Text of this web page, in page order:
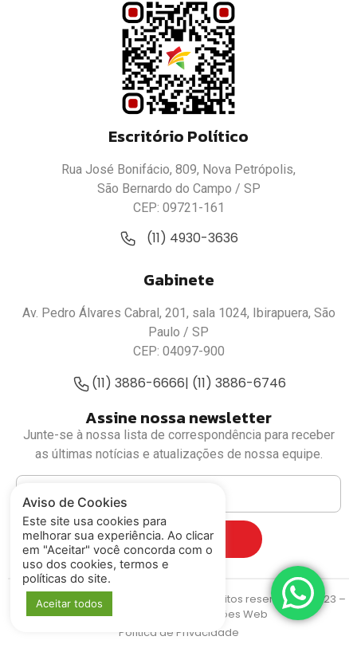
Escritório Político
Rua José Bonifácio, 809, Nova Petrópolis,
São Bernardo do Campo / SP
CEP: 09721-161
(11) 4930-3636
Gabinete
Av. Pedro Álvares Cabral, 201, sala 1024, Ibirapuera, São
Paulo / SP
CEP: 04097-900
(11) 3886-6666| (11) 3886-6746
Assine nossa newsletter
Junte-se à nossa lista de correspondência para receber
as últimas notícias e atualizações de nossa equipe.
Cadastrar
Deputado Luiz Fernando
© Todos os direitos reservados. 2023 –
MIDIASIM Criação e Soluções Web
Política de Privacidade
Aviso de Cookies
Este site usa cookies para
melhorar sua experiência. Ao clicar
em "Aceitar" você concorda com o
uso dos cookies, termos e
políticas do site.
Aceitar todos